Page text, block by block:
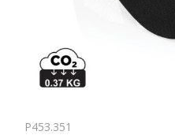
P453.351